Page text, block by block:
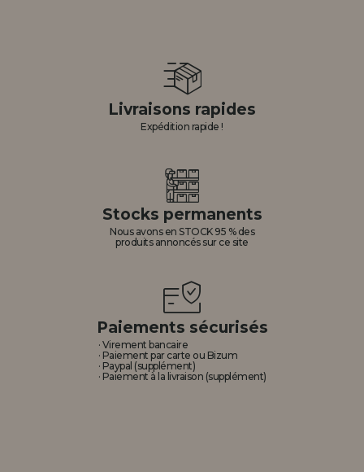
Livraisons rapides
Expédition rapide !
Stocks permanents
Nous avons en STOCK 95 % des
produits annoncés sur ce site
Paiements sécurisés
· Virement bancaire
· Paiement par carte ou Bizum
· Paypal (supplément)
· Paiement à la livraison (supplément)